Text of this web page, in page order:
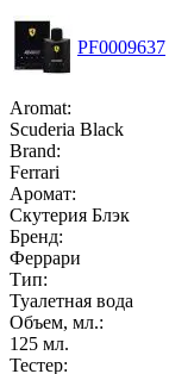
PF0009637
Aromat:
Scuderia Black
Brand:
Ferrari
Аромат:
Скутерия Блэк
Бренд:
Феррари
Тип:
Туалетная вода
Объем, мл.:
125 мл.
Тестер: